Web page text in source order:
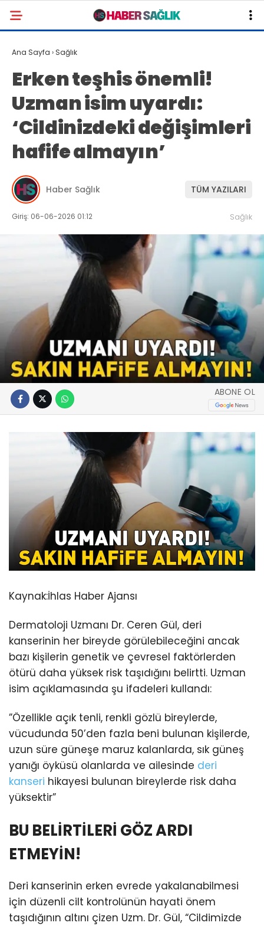
Ana Sayfa › Sağlık
Erken teşhis önemli!
Uzman isim uyardı:
‘Cildinizdeki değişimleri
hafife almayın’
Haber Sağlık TÜM YAZILARI
Giriş: 06-06-2026 01:12 Sağlık
ABONE OL
Kaynak:İhlas Haber Ajansı
Dermatoloji Uzmanı Dr. Ceren Gül, deri
kanserinin her bireyde görülebileceğini ancak
bazı kişilerin genetik ve çevresel faktörlerden
ötürü daha yüksek risk taşıdığını belirtti. Uzman
isim açıklamasında şu ifadeleri kullandı:
”Özellikle açık tenli, renkli gözlü bireylerde,
vücudunda 50’den fazla beni bulunan kişilerde,
uzun süre güneşe maruz kalanlarda, sık güneş
yanığı öyküsü olanlarda ve ailesinde deri
kanseri hikayesi bulunan bireylerde risk daha
yüksektir”
BU BELİRTİLERİ GÖZ ARDI
ETMEYİN!
Deri kanserinin erken evrede yakalanabilmesi
için düzenli cilt kontrolünün hayati önem
taşıdığının altını çizen Uzm. Dr. Gül, “Cildimizde